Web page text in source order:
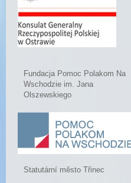
Fundacja Pomoc Polakom Na
Wschodzie im. Jana
Olszewskiego
Statutární město Třinec